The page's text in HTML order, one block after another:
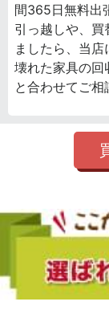
間365日無料出
引っ越しや、
ましたら、当店
壊れた家具の回
と合わせてご相